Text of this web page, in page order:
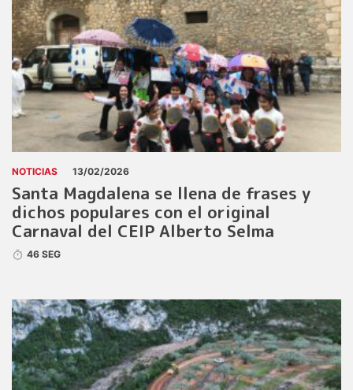
NOTICIAS 13/02/2026
Santa Magdalena se llena de frases y
dichos populares con el original
Carnaval del CEIP Alberto Selma
46 SEG